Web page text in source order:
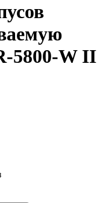
5800-W II